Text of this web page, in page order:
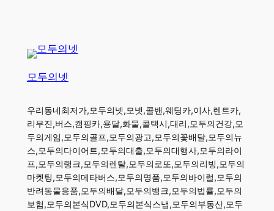
모두의넷
우리동네최저가,모두의넷,모넷,콜밴,웨딩카,이사,렌트카,
리무진,버스,캠핑카,용달,화물,콜택시,대리,모두의건강,모
두의게임,모두의골프,모두의광고,모두의꽃배달,모두의뉴
스,모두의다이어트,모두의대출,모두의대행사,모두의라이
프,모두의랭크,모두의렌탈,모두의로또,모두의리빙,모두의
마켓팅,모두의메타버스,모두의명품,모두의바이럴,모두의
반려동물용품,모두의배달,모두의뱅크,모두의법률,모두의
보험,모두의본식DVD,모두의본식스냅,모두의부동산,모두